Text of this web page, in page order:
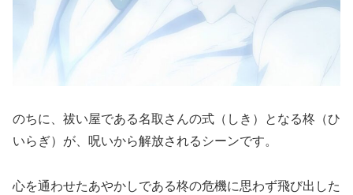
のちに、祓い屋である名取さんの式（しき）となる柊（ひ
いらぎ）が、呪いから解放されるシーンです。
心を通わせたあやかしである柊の危機に思わず飛び出した